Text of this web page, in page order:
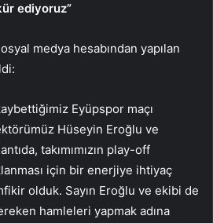
ediyoruz”
medya hesabından yapılan
Eyüpspor maçı
Hüseyin Eroğlu ve
takımımızın play-off
için bir enerjiye ihtiyaç
olduk. Sayın Eroğlu ve ekibi de
hamleleri yapmak adına